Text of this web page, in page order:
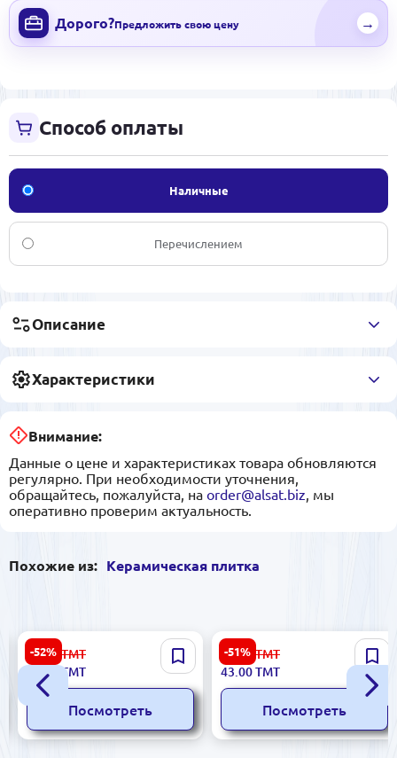
Дорого?Предложить свою цену →
Способ оплаты
Наличные
Перечислением
Описание
Характеристики
Внимание:
Данные о цене и характеристиках товара обновляются
регулярно. При необходимости уточнения,
обращайтесь, пожалуйста, на order@alsat.biz , мы
оперативно проверим актуальность.
Похожие из: Керамическая плитка
-52%
Arco Bianco 5900499058948
| Керамическая плитка
25x60 см гладкая
67.00 ТМТ
32.00
ТМТ
Посмотреть
-51%
Daiono BLA | Керамическая
плитка 30x30 см Royal Malla
Sinfonia
89.00 ТМТ
43.00ТМТ
Посмотреть